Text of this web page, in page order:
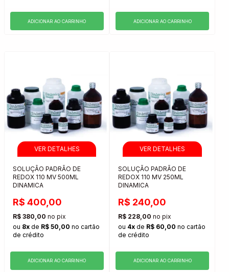
ADICIONAR AO CARRINHO ADICIONAR AO CARRINHO
SOLUÇÃO PADRÃO DE
REDOX 110 MV 500ML
DINAMICA
R$ 400,00
R$ 380,00 no pix
ou 8x de R$ 50,00 no cartão
de crédito
ADICIONAR AO CARRINHO
SOLUÇÃO PADRÃO DE
REDOX 110 MV 250ML
DINAMICA
R$ 240,00
R$ 228,00 no pix
ou 4x de R$ 60,00 no cartão
de crédito
ADICIONAR AO CARRINHO